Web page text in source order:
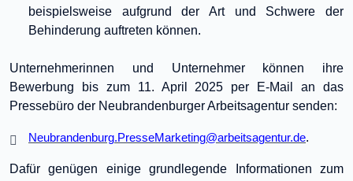
beispielsweise aufgrund der Art und Schwere der
Behinderung auftreten können.
Unternehmerinnen und Unternehmer können ihre
Bewerbung bis zum 11. April 2025 per E-Mail an das
Pressebüro der Neubrandenburger Arbeitsagentur senden:
Neubrandenburg.PresseMarketing@arbeitsagentur.de.
Dafür genügen einige grundlegende Informationen zum